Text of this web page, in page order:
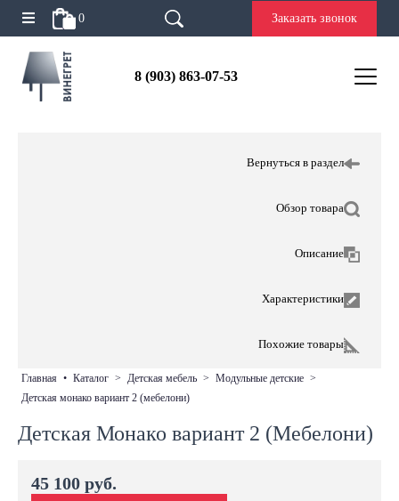
0 Заказать звонок
8 (903) 863-07-53
Вернуться в раздел
Обзор товара
Описание
Характеристики
Похожие товары
главная • каталог > детская мебель > модульные детские >
детская монако вариант 2 (мебелони)
Детская Монако вариант 2 (Мебелони)
45 100 руб.